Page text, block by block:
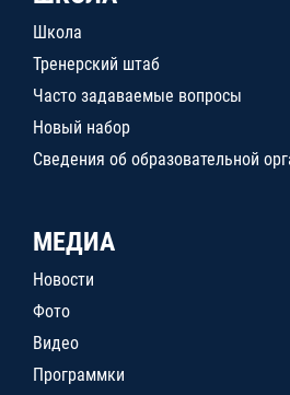
Школа
Тренерский штаб
Часто задаваемые вопросы
Новый набор
Сведения об образовательной
МЕДИА
Новости
Фото
Видео
Программки